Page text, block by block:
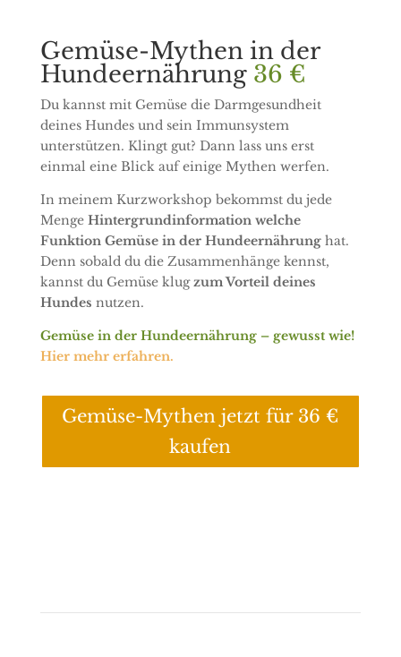
Gemüse-Mythen in der
Hundeernährung 36 €
Du kannst mit Gemüse die Darmgesundheit
deines Hundes und sein Immunsystem
unterstützen. Klingt gut? Dann lass uns erst
einmal eine Blick auf einige Mythen werfen.
In meinem Kurzworkshop bekommst du jede
Menge Hintergrundinformation welche
Funktion Gemüse in der Hundeernährunghat.
Denn sobald du die Zusammenhänge kennst,
kannst du Gemüse klugzum Vorteil deines
Hundes nutzen.
Gemüse in der Hundeernährung – gewusst wie!
Hier mehr erfahren.
Gemüse-Mythen jetzt für 36 €
kaufen